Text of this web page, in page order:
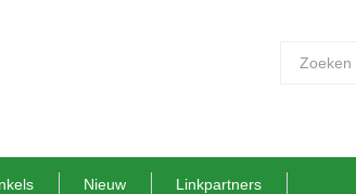
Nieuw Linkpartners